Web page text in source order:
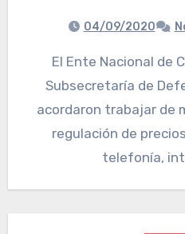
04/09/2020
El Ente Nacional de Comunicaciones y la
Subsecretaría de
acordaron trabajar de
regulación de
telefonía,